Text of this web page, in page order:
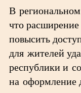
В
что
повысить
для жителей
республики и
на оформление